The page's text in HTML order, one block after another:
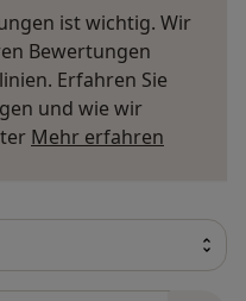
ist wichtig. Wir
Bewertungen
Erfahren Sie
und wie wir
Mehr erfahren